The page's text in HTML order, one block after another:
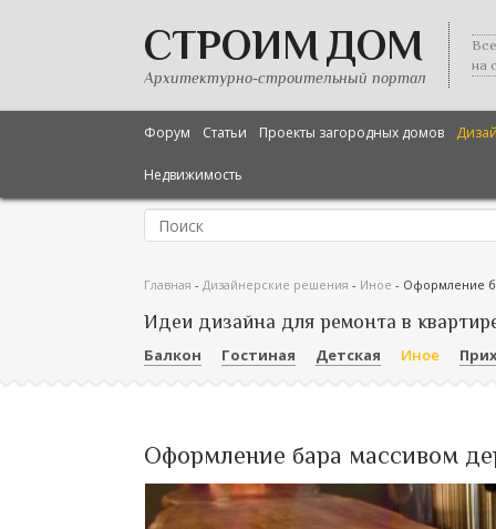
СТРОИМ ДОМ
Архитектурно-строительный портал
на
Форум Статьи Проекты загородных домов
Недвижимость
Главная - Дизайнерские решения - Иное - Оформление
Идеи дизайна для ремонта в
Балкон Гостиная Детская Иное
Оформление бара массивом